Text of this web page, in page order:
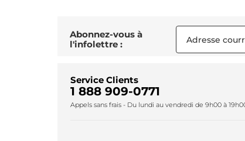
Abonnez-vous à
l'infolettre :
Service Clients
1 888 909-0771
Appels sans frais - Du lundi au vendredi de 9h00 à